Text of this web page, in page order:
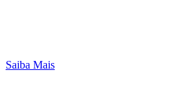
Saiba Mais